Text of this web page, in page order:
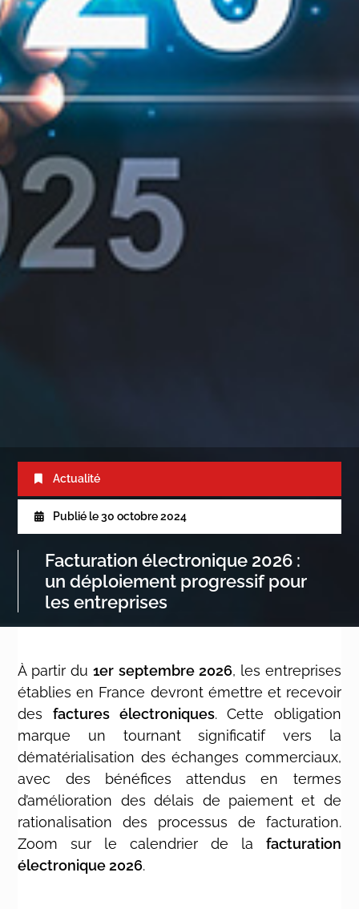
Actualité
Publié le 30 octobre 2024
Facturation électronique 2026 :
un déploiement progressif pour
les entreprises
À partir du1er septembre 2026, les entreprises
établies en France devront émettre et recevoir
des factures électroniques. Cette obligation
marque un tournant significatif vers la
dématérialisation des échanges commerciaux,
avec des bénéfices attendus en termes
d’amélioration des délais de paiement et de
rationalisation des processus de facturation.
Zoom sur le calendrier de la facturation
électronique 2026.